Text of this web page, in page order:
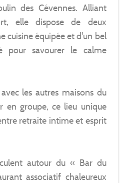
des Cévennes. Alliant
elle dispose de deux
cuisine équipée et d'un bel
pour savourer le calme
les autres maisons du
en groupe, ce lieu unique
retraite intime et esprit
autour du « Bar du
associatif chaleureux